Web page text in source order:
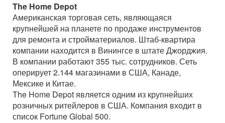
The Home Depot
Американская торговая сеть, являющаяся
крупнейшей на планете по продаже инструментов
для ремонта и стройматериалов. Штаб-квартира
компании находится в Винингсе в штате Джорджия.
В компании работают 355 тыс. сотрудников. Сеть
оперирует 2.144 магазинами в США, Канаде,
Мексике и Китае.
The Home Depot является одним из крупнейших
розничных ритейлеров в США. Компания входит в
список Fortune Global 500.